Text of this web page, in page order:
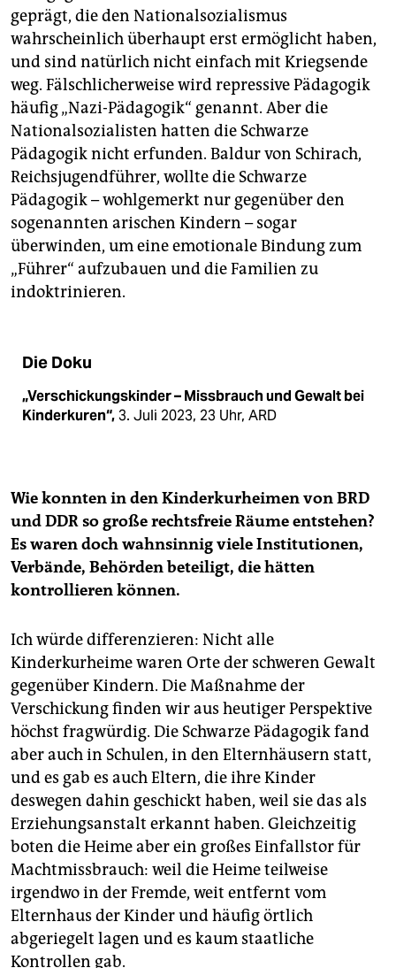
geprägt, die den Nationalsozialismus
wahrscheinlich überhaupt erst ermöglicht haben,
und sind natürlich nicht einfach mit Kriegsende
weg. Fälschlicherweise wird repressive Pädagogik
häufig „Nazi-Pädagogik“ genannt. Aber die
Nationalsozialisten hatten die Schwarze
Pädagogik nicht erfunden. Baldur von Schirach,
Reichsjugendführer, wollte die Schwarze
Pädagogik – wohlgemerkt nur gegenüber den
sogenannten arischen Kindern – sogar
überwinden, um eine emotionale Bindung zum
„Führer“ aufzubauen und die Familien zu
indoktrinieren.
Die Doku
„Verschickungskinder – Missbrauch und Gewalt bei
Kinderkuren“,3. Juli 2023, 23 Uhr, ARD
Wie konnten in den Kinderkurheimen von BRD
und DDR so große rechtsfreie Räume entstehen?
Es waren doch wahnsinnig viele Institutionen,
Verbände, Behörden beteiligt, die hätten
kontrollieren können.
Ich würde differenzieren: Nicht alle
Kinderkurheime waren Orte der schweren Gewalt
gegenüber Kindern. Die Maßnahme der
Verschickung finden wir aus heutiger Perspektive
höchst fragwürdig. Die Schwarze Pädagogik fand
aber auch in Schulen, in den Elternhäusern statt,
und es gab es auch Eltern, die ihre Kinder
deswegen dahin geschickt haben, weil sie das als
Erziehungsanstalt erkannt haben. Gleichzeitig
boten die Heime aber ein großes Einfallstor für
Machtmissbrauch: weil die Heime teilweise
irgendwo in der Fremde, weit entfernt vom
Elternhaus der Kinder und häufig örtlich
abgeriegelt lagen und es kaum staatliche
Kontrollen gab.